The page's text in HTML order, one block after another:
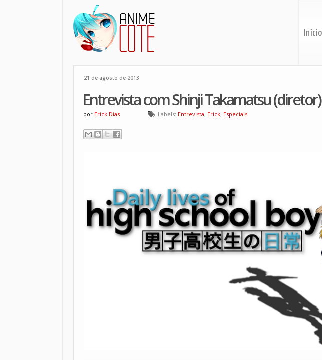
Início
21 de agosto de 2013
Entrevista com Shinji Takamatsu (diretor)
por Erick Dias Labels: Entrevista, Erick, Especiais